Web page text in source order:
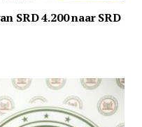
SRD 4.200 naar SRD